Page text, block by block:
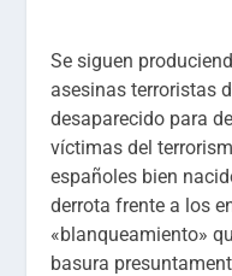
Se siguen
asesinas terroristas
desaparecido para
víctimas del
españoles bien
derrota frente a los
«blanqueamiento»
basura